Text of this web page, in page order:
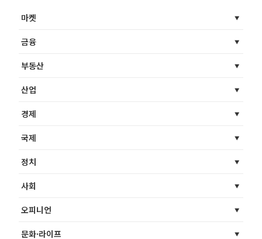
마켓
금융
부동산
산업
경제
국제
정치
사회
오피니언
문화·라이프